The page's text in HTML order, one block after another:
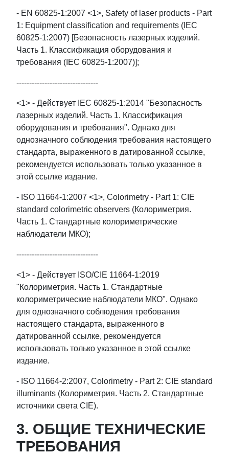
- EN 60825-1:2007 <1>, Safety of laser products - Part
1: Equipment classification and requirements (IEC
60825-1:2007) [Безопасность лазерных изделий.
Часть 1. Классификация оборудования и
требования (IEC 60825-1:2007)];
--------------------------------
<1> - Действует IEC 60825-1:2014 "Безопасность
лазерных изделий. Часть 1. Классификация
оборудования и требования". Однако для
однозначного соблюдения требования настоящего
стандарта, выраженного в датированной ссылке,
рекомендуется использовать только указанное в
этой ссылке издание.
- ISO 11664-1:2007 <1>, Colorimetry - Part 1: CIE
standard colorimetric observers (Колориметрия.
Часть 1. Стандартные колориметрические
наблюдатели МКО);
--------------------------------
<1> - Действует ISO/CIE 11664-1:2019
"Колориметрия. Часть 1. Стандартные
колориметрические наблюдатели МКО". Однако
для однозначного соблюдения требования
настоящего стандарта, выраженного в
датированной ссылке, рекомендуется
использовать только указанное в этой ссылке
издание.
- ISO 11664-2:2007, Colorimetry - Part 2: CIE standard
illuminants (Колориметрия. Часть 2. Стандартные
источники света CIE).
3. ОБЩИЕ ТЕХНИЧЕСКИЕ
ТРЕБОВАНИЯ